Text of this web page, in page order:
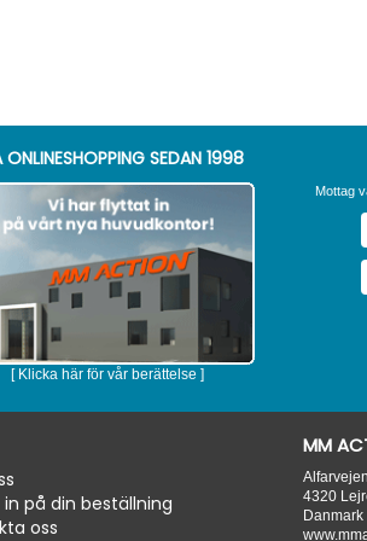
ONLINESHOPPING SEDAN 1998
[ Klicka här för vår berättelse ]
Mottag
in på din beställning
oss
MM
4320
Danmark